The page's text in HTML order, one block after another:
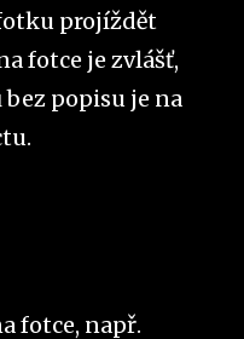
projíždět
fotce je zvlášť,
popisu je na
fotce, např.